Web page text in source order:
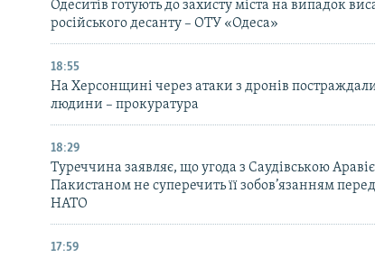
Одеситів готують до захисту міста на випадок
російського десанту – ОТУ «Одеса»
18:55
На Херсонщині через атаки з дронів
людини – прокуратура
18:29
Туреччина заявляє, що угода з Саудівською
Пакистаном не суперечить її зобов’язанням перед
НАТО
17:59